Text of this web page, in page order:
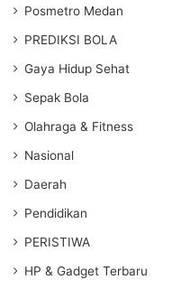
Posmetro Medan
PREDIKSI BOLA
Gaya Hidup Sehat
Sepak Bola
Olahraga & Fitness
Nasional
Daerah
Pendidikan
PERISTIWA
HP & Gadget Terbaru